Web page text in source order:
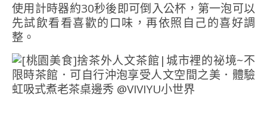
使用計時器約30秒後即可倒入公杯，第一泡可以
先試飲看看喜歡的口味，再依照自己的喜好調
整。